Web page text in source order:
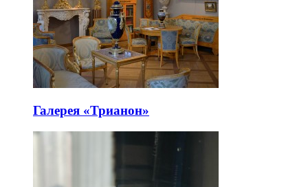
Галерея «Трианон»